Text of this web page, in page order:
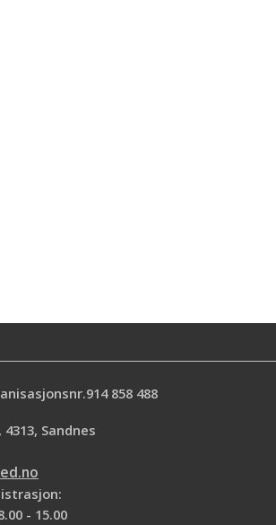
858 488
Sandnes
- 15.00